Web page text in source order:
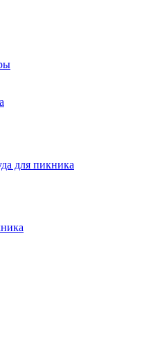
для пикника